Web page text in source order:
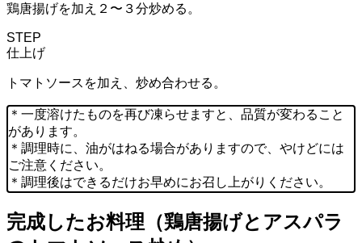
鶏唐揚げを加え２〜３分炒める。
STEP
仕上げ
トマトソースを加え、炒め合わせる。
＊一度溶けたものを再び凍らせますと、品質が変わること
があります。
＊調理時に、油がはねる場合がありますので、やけどには
ご注意ください。
＊調理後はできるだけお早めにお召し上がりください。
完成したお料理（鶏唐揚げとアスパラ